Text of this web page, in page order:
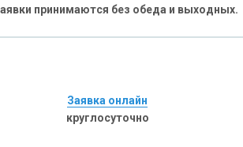
принимаются без обеда и выходных.
Заявка онлайн
круглосуточно